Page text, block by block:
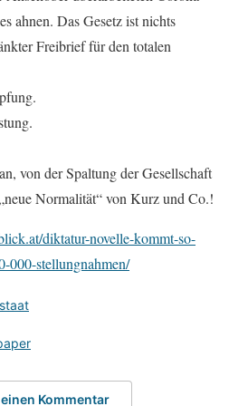
ahnen. Das Gesetz ist nichts
Freibrief für den totalen
von der Spaltung der Gesellschaft
Normalität“ von Kurz und Co.!
diktatur-novelle-kommt-so-
000-stellungnahmen/
Kommentar